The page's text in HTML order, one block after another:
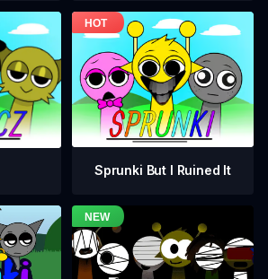
Sprunki But I Ruined It